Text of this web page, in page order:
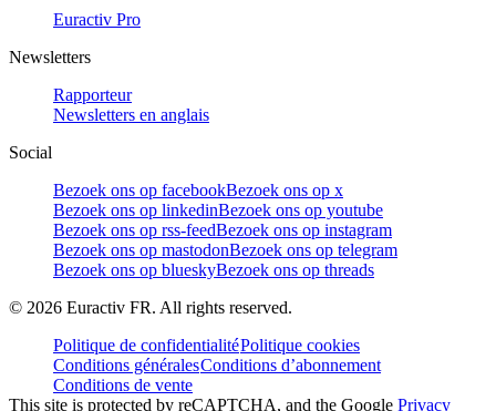
Euractiv Pro
Newsletters
Rapporteur
Newsletters en anglais
Social
Bezoek ons op facebookBezoek ons op x
Bezoek ons op linkedinBezoek ons op youtube
Bezoek ons op rss-feedBezoek ons op instagram
Bezoek ons op mastodonBezoek ons op telegram
Bezoek ons op blueskyBezoek ons op threads
© 2026 Euractiv FR. All rights reserved.
Politique de confidentialitéPolitique cookies
Conditions généralesConditions d’abonnement
Conditions de vente
This site is protected by reCAPTCHA, and the Google Privacy